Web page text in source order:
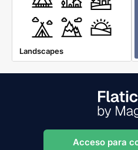
Landscapes
Acceso para